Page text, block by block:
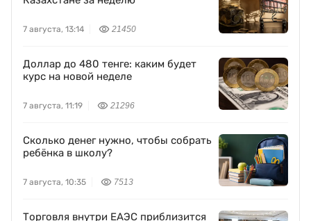
7 августа, 13:14 21450
Доллар до 480 тенге: каким будет
курс на новой неделе
7 августа, 11:19 21296
Сколько денег нужно, чтобы собрать
ребёнка в школу?
7 августа, 10:35 7513
Торговля внутри ЕАЭС приблизится